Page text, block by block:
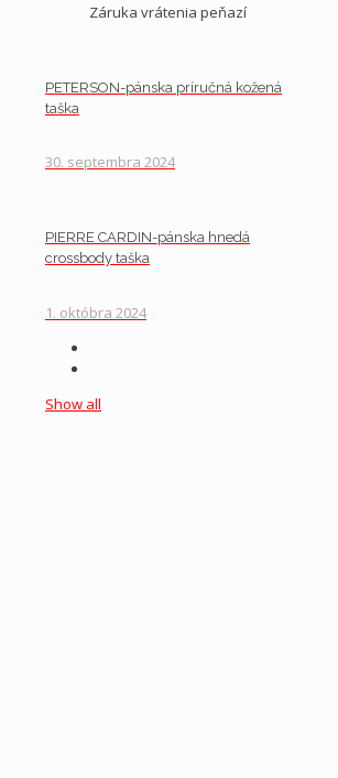
Záruka vrátenia peňazí
PETERSON-pánska príručná kožená
taška
30. septembra 2024
PIERRE CARDIN-pánska hnedá
crossbody taška
1. októbra 2024
Show all